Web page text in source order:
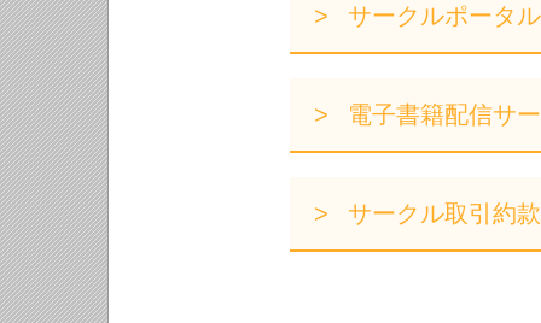
サークルポータ
電子書籍配信サ
サークル取引約款